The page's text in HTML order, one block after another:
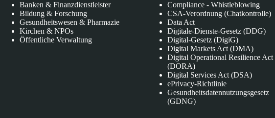
Banken & Finanzdienstleister
Bildung & Forschung
Gesundheitswesen & Pharmazie
Kirchen & NPOs
Öffentliche Verwaltung
Compliance - Whistleblowing
CSA-Verordnung (Chatkontrolle)
Data Act
Digitale-Dienste-Gesetz (DDG)
Digital-Gesetz (DigiG)
Digital Markets Act (DMA)
Digital Operational Resilience Act
(DORA)
Digital Services Act (DSA)
ePrivacy-Richtlinie
Gesundheitsdatennutzungsgesetz
(GDNG)